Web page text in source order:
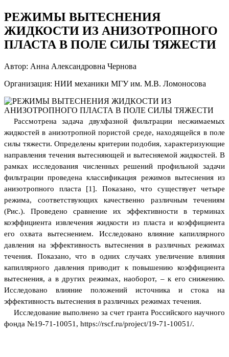
РЕЖИМЫ ВЫТЕСНЕНИЯ
ЖИДКОСТИ ИЗ АНИЗОТРОПНОГО
ПЛАСТА В ПОЛЕ СИЛЫ ТЯЖЕСТИ
Автор: Анна Александровна Чернова
Организация: НИИ механики МГУ им. М.В. Ломоносова
Рассмотрена задача двухфазной фильтрации несжимаемых
жидкостей в анизотропной пористой среде, находящейся в поле
силы тяжести. Определены критерии подобия, характеризующие
направления течения вытесняющей и вытесняемой жидкостей. В
рамках исследования численных решений профильной задачи
фильтрации проведена классификация режимов вытеснения из
анизотропного пласта [1]. Показано, что существует четыре
режима, соответствующих качественно различным течениям
(Рис.). Проведено сравнение их эффективности в терминах
коэффициента извлечения жидкости из пласта и коэффициента
его охвата вытеснением. Исследовано влияние капиллярного
давления на эффективность вытеснения в различных режимах
течения. Показано, что в одних случаях увеличение влияния
капиллярного давления приводит к повышению коэффициента
вытеснения, а в других режимах, наоборот, – к его снижению.
Исследовано влияние положений источника и стока на
эффективность вытеснения в различных режимах течения.
Исследование выполнено за счет гранта Российского научного
фонда №19-71-10051, https://rscf.ru/project/19-71-10051/.